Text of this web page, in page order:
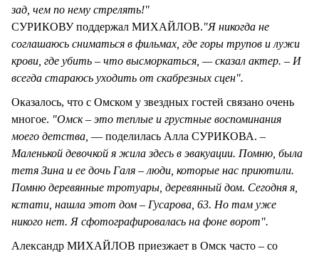
зад, чем по нему стрелять!"
СУРИКОВУ поддержал МИХАЙЛОВ."Я никогда не
соглашаюсь сниматься в фильмах, где горы трупов и лужи
крови, где убить – что высморкаться, — сказал актер. – И
всегда стараюсь уходить от скабрезных сцен".
Оказалось, что с Омском у звездных гостей связано очень
многое. "Омск – это теплые и грустные воспоминания
моего детства, — поделилась Алла СУРИКОВА. –
Маленькой девочкой я жила здесь в эвакуации. Помню, была
тетя Зина и ее дочь Галя – люди, которые нас приютили.
Помню деревянные тротуары, деревянный дом. Сегодня я,
кстати, нашла этот дом – Гусарова, 63. Но там уже
никого нет. Я сфотографировалась на фоне ворот".
Александр МИХАЙЛОВ приезжает в Омск часто – со